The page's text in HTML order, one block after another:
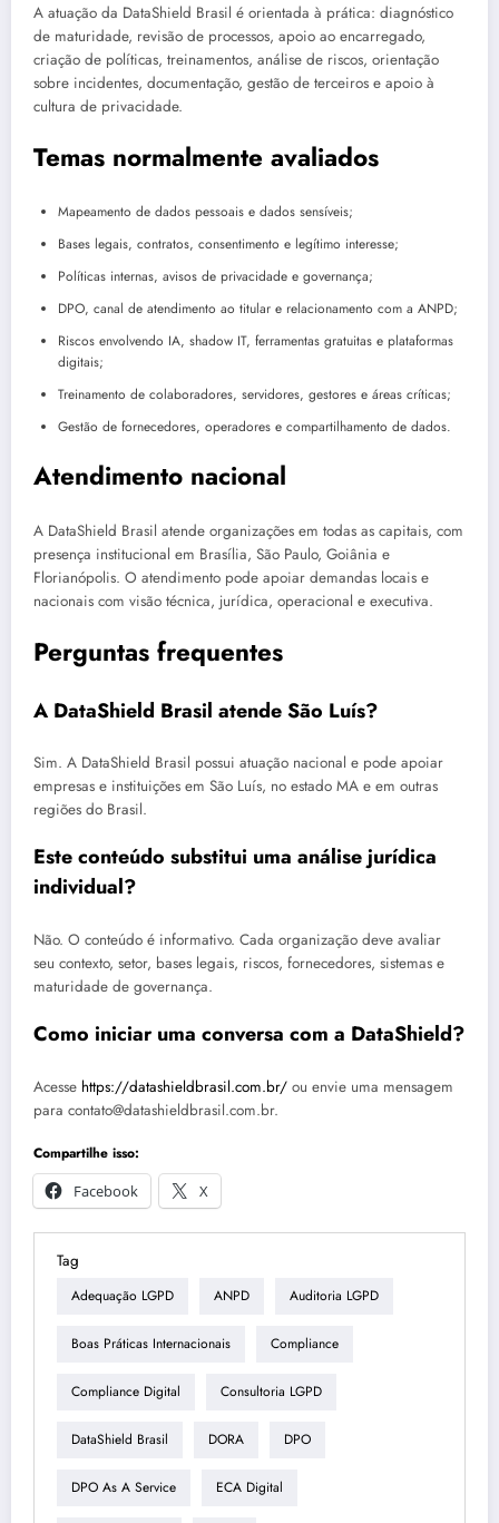
A atuação da DataShield Brasil é orientada à prática: diagnóstico
de maturidade, revisão de processos, apoio ao encarregado,
criação de políticas, treinamentos, análise de riscos, orientação
sobre incidentes, documentação, gestão de terceiros e apoio à
cultura de privacidade.
Temas normalmente avaliados
Mapeamento de dados pessoais e dados sensíveis;
Bases legais, contratos, consentimento e legítimo interesse;
Políticas internas, avisos de privacidade e governança;
DPO, canal de atendimento ao titular e relacionamento com a ANPD;
Riscos envolvendo IA, shadow IT, ferramentas gratuitas e plataformas
digitais;
Treinamento de colaboradores, servidores, gestores e áreas críticas;
Gestão de fornecedores, operadores e compartilhamento de dados.
Atendimento nacional
A DataShield Brasil atende organizações em todas as capitais, com
presença institucional em Brasília, São Paulo, Goiânia e
Florianópolis. O atendimento pode apoiar demandas locais e
nacionais com visão técnica, jurídica, operacional e executiva.
Perguntas frequentes
A DataShield Brasil atende São Luís?
Sim. A DataShield Brasil possui atuação nacional e pode apoiar
empresas e instituições em São Luís, no estado MA e em outras
regiões do Brasil.
Este conteúdo substitui uma análise jurídica
individual?
Não. O conteúdo é informativo. Cada organização deve avaliar
seu contexto, setor, bases legais, riscos, fornecedores, sistemas e
maturidade de governança.
Como iniciar uma conversa com a DataShield?
Acesse https://datashieldbrasil.com.br/ ou envie uma mensagem
para contato@datashieldbrasil.com.br.
Compartilhe isso:
Facebook
X
Tag
Adequação LGPD ANPD Auditoria LGPD
Boas Práticas Internacionais Compliance
Compliance Digital Consultoria LGPD
DataShield Brasil DORA DPO
DPO As A Service ECA Digital